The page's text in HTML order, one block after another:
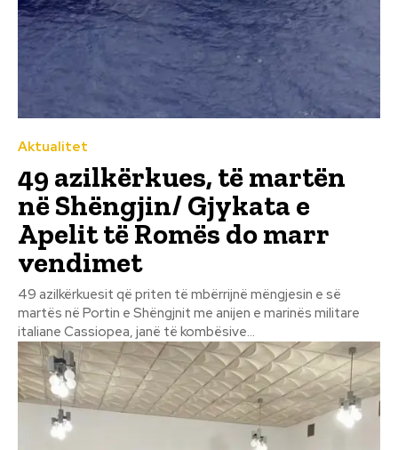
Aktualitet
49 azilkërkues, të martën
në Shëngjin/ Gjykata e
Apelit të Romës do marr
vendimet
49 azilkërkuesit që priten të mbërrijnë mëngjesin e së
martës në Portin e Shëngjnit me anijen e marinës militare
italiane Cassiopea, janë të kombësive...